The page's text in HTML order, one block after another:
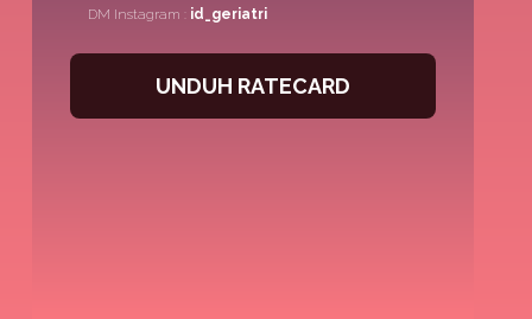
DM Instagram : id_geriatri
UNDUH RATECARD